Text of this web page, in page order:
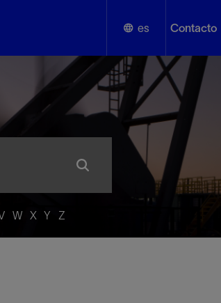
es
English
Español
Contacto
W X Y Z